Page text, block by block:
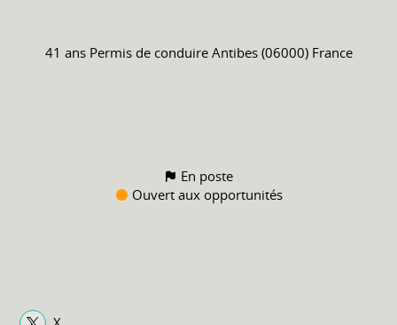
41 ans Permis de conduire Antibes (06000) France
En poste
Ouvert aux opportunités